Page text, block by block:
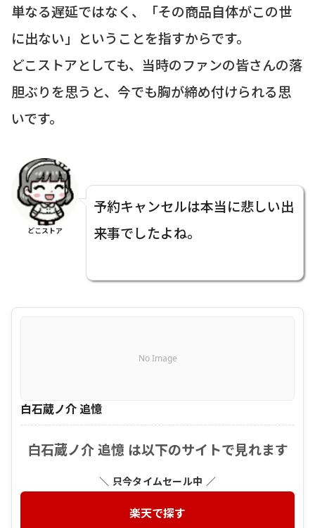
単なる遅延ではなく、「その商品自体がこの世
に出ない」ということを指すからです。
どこストアとしても、当時のファンの皆さんの落
胆ぶりを思うと、今でも胸が締め付けられる思
いです。
どこストア
予約キャンセルは本当に悲しい出
来事でしたよね。
No Image
白石蔵ノ介 追憶
白石蔵ノ介 追憶 は以下のサイトで見れます
＼ 只今タイムセール中 ／
楽天で探す